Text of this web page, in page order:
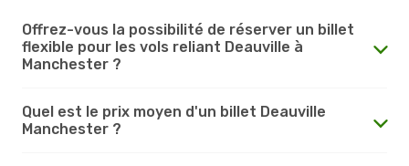
Offrez-vous la possibilité de réserver un billet
flexible pour les vols reliant Deauville à
Manchester ?
Quel est le prix moyen d'un billet Deauville
Manchester ?